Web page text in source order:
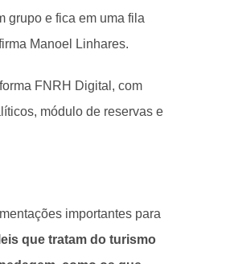
grupo e fica em uma fila
Manoel Linhares.
FNRH Digital, com
módulo de reservas e
importantes para
que tratam do turismo